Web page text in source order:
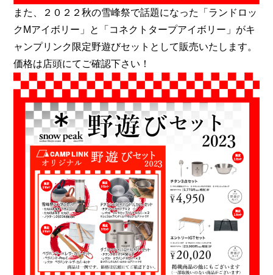
また、２０２２秋の雪峰祭で話題になった「ランドロッ
クMアイボリー」と「コネクトタープアイボリー」がキ
ャンプリンク限定野遊びセットとして販売いたします。
価格は店頭にてご確認下さい！